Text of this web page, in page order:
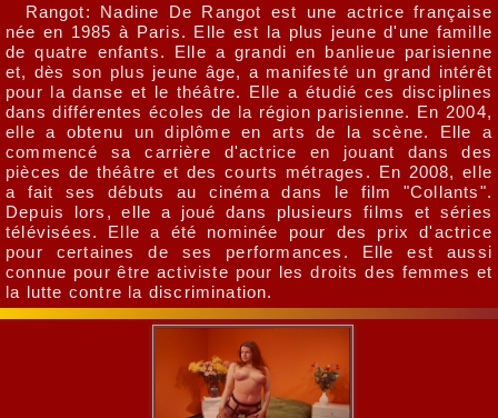
Rangot: Nadine De Rangot est une actrice française
née en 1985 à Paris. Elle est la plus jeune d'une famille
de quatre enfants. Elle a grandi en banlieue parisienne
et, dès son plus jeune âge, a manifesté un grand intérêt
pour la danse et le théâtre. Elle a étudié ces disciplines
dans différentes écoles de la région parisienne. En 2004,
elle a obtenu un diplôme en arts de la scène. Elle a
commencé sa carrière d'actrice en jouant dans des
pièces de théâtre et des courts métrages. En 2008, elle
a fait ses débuts au cinéma dans le film "Collants".
Depuis lors, elle a joué dans plusieurs films et séries
télévisées. Elle a été nominée pour des prix d'actrice
pour certaines de ses performances. Elle est aussi
connue pour être activiste pour les droits des femmes et
la lutte contre la discrimination.